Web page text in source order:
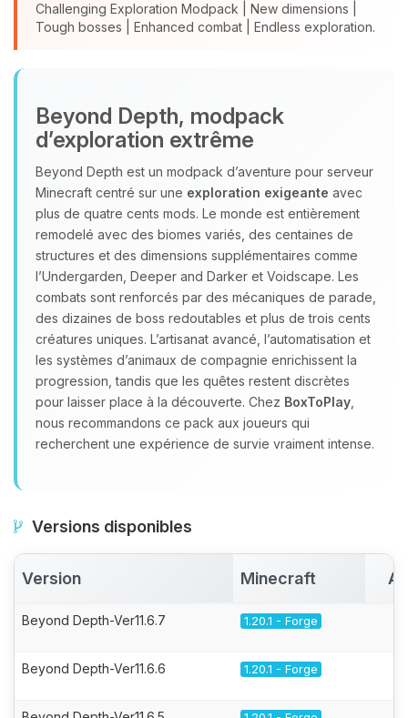
Challenging Exploration Modpack | New dimensions |
Tough bosses | Enhanced combat | Endless exploration.
Beyond Depth, modpack
d’exploration extrême
Beyond Depth est un modpack d’aventure pour serveur
Minecraft centré sur une exploration exigeante avec
plus de quatre cents mods. Le monde est entièrement
remodelé avec des biomes variés, des centaines de
structures et des dimensions supplémentaires comme
l’Undergarden, Deeper and Darker et Voidscape. Les
combats sont renforcés par des mécaniques de parade,
des dizaines de boss redoutables et plus de trois cents
créatures uniques. L’artisanat avancé, l’automatisation et
les systèmes d’animaux de compagnie enrichissent la
progression, tandis que les quêtes restent discrètes
pour laisser place à la découverte. Chez BoxToPlay
nous recommandons ce pack aux joueurs qui
recherchent une expérience de survie vraiment intense.
Versions disponibles
Version Minecraft
Beyond Depth-Ver11.6.7 1.20.1 - Forge
Beyond Depth-Ver11.6.6 1.20.1 - Forge
parler ! Moi c’est Choupy, ton petit
assistant BoxToPlay. Dis-moi ce dont
petits circuits pour t’aider.
09/08/2026 à 09:35